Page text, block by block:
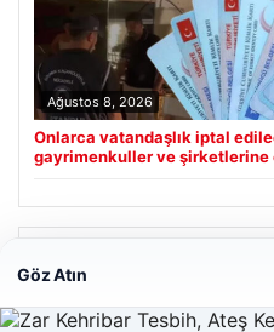
Ağustos 8, 2026
Onlarca vatandaşlık iptal
gayrimenkuller ve şirketlerine
Prenses Night Club
Göz Atın